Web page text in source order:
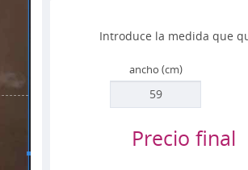
Introduce la medida que
ancho (cm)
Precio